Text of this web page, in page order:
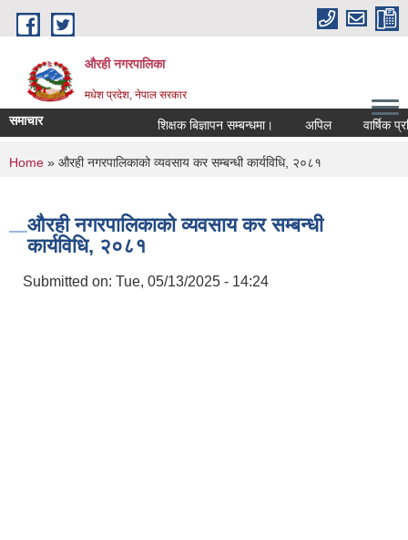
Skip to main content
औरही नगरपालिका
मधेश प्रदेश, नेपाल सरकार
समाचार शिक्षक बिज्ञापन सम्बन्धमा। अपिल वार्षिक
You are here
Home » औरही नगरपालिकाको व्यवसाय कर सम्बन्धी कार्यविधि, २०८१
औरही नगरपालिकाको व्यवसाय कर सम्बन्धी
कार्यविधि, २०८१
Submitted on: Tue, 05/13/2025 - 14:24